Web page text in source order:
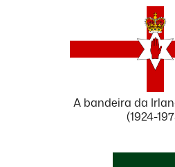
A bandeira da
(1924-